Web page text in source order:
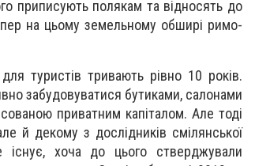
приписують полякам та відносять до
на цьому земельному обширі римо-
туристів тривають рівно 10 років.
забудовуватися бутиками, салонами
приватним капіталом. Але тоді
й декому з дослідників смілянської
існує, хоча до цього стверджували